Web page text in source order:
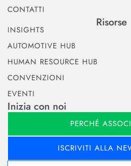
CONTATTI
Risorse
INSIGHTS
AUTOMOTIVE HUB
HUMAN RESOURCE HUB
CONVENZIONI
EVENTI
Inizia con noi
PERCHÉ
ISCRIVITI ALLA